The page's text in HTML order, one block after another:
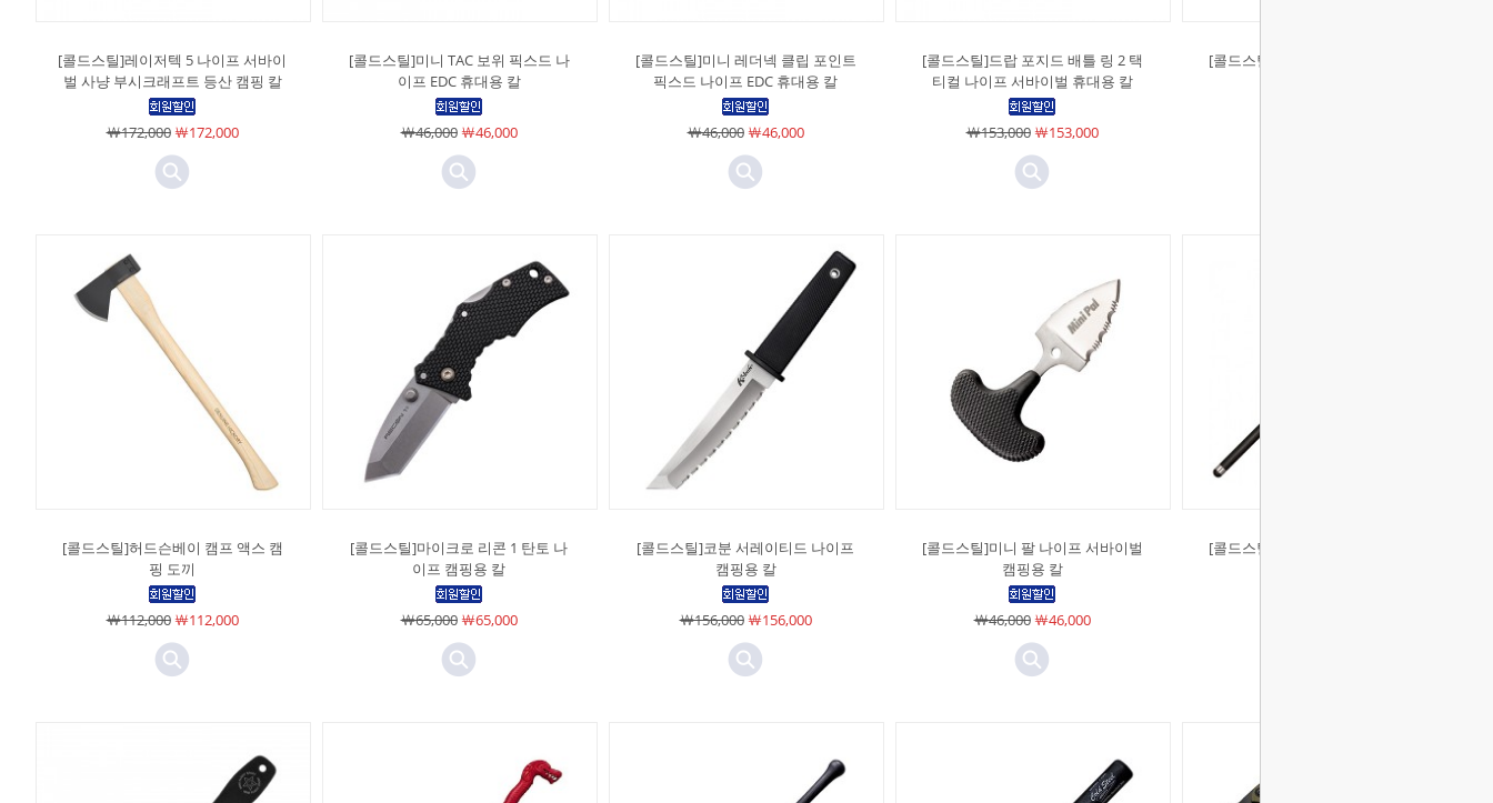
[콜드스틸]레이저텍 5 나이프 서바이
벌 사냥 부시크래프트 등산 캠핑 칼
￦172,000￦172,000
[콜드스틸]미니 TAC 보위 픽스드 나
이프 EDC 휴대용 칼
￦46,000￦46,000
[콜드스틸]미니 레더넥 클립 포인트
픽스드 나이프 EDC 휴대용 칼
￦46,000￦46,000
[콜드스틸]드랍 포지드 배틀 링 2 택
티컬 나이프 서바이벌 휴대용 칼
￦153,000￦153,000
[콜드스틸]미니 레더넥 탄토 픽스드
[콜드스틸]허드슨베이 캠프 액스 캠
핑 도끼
￦112,000￦112,000
[콜드스틸]마이크로 리콘 1 탄토 나
이프 캠핑용 칼
￦65,000￦65,000
[콜드스틸]코분 서레이티드 나이프
캠핑용 칼
￦156,000￦156,000
[콜드스틸]미니 팔 나이프 서바이벌
캠핑용 칼
￦46,000￦46,000
[콜드스틸]발리키 스틱 호신용 호신